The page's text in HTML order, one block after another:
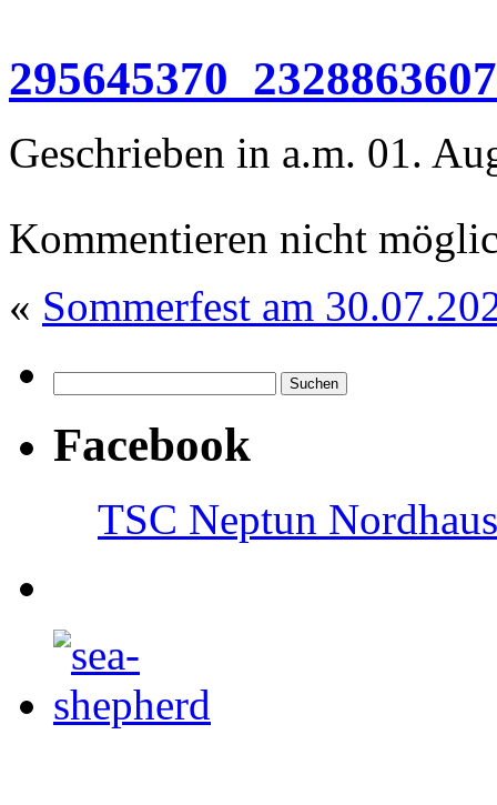
Geschrieben in a.m. 01.
Kommentieren nicht
« Sommerfest am
Facebook
TSC Neptun